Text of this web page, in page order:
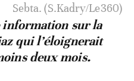
Sebta. (S.Kadry/Le360)
information sur la
qui l’éloignerait
deux mois.